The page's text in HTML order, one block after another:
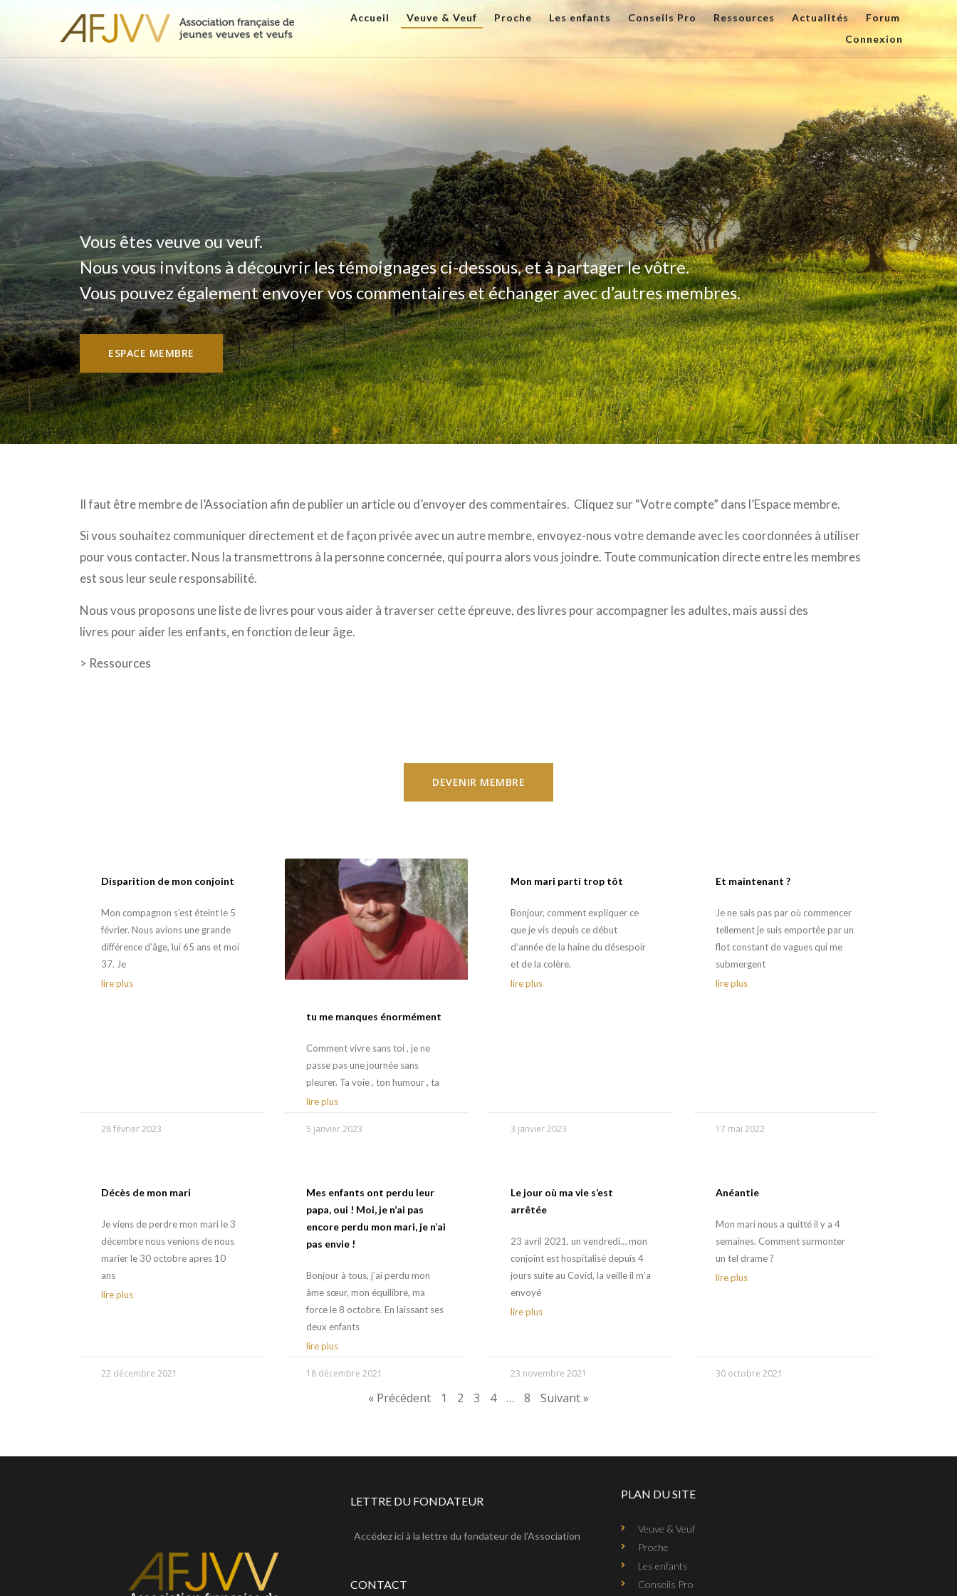
Accueil Veuve & Veuf Proche Les enfants Conseils Pro Ressources Actualités
Forum
Connexion
Vous êtes veuve ou veuf.
Nous vous invitons à découvrir les témoignages ci-dessous, et à partager le vôtre.
Vous pouvez également envoyer vos commentaires et échanger avec d’autres membres.
ESPACE MEMBRE
Il faut être membre de l’Association afin de publier un article ou d’envoyer des commentaires. Cliquez sur “Votre compte” dans l’Espace membre.
Si vous souhaitez communiquer directement et de façon privée avec un autre membre, envoyez-nous votre demande avec les coordonnées à utiliser
pour vous contacter. Nous la transmettrons à la personne concernée, qui pourra alors vous joindre. Toute communication directe entre les membres
est sous leur seule responsabilité.
Nous vous proposons une liste de livres pour vous aider à traverser cette épreuve, des livres pour accompagner les adultes, mais aussi des
livres pour aider les enfants, en fonction de leur âge.
> Ressources
DEVENIR MEMBRE
Disparition de mon conjoint
Mon compagnon s’est éteint le 5
février. Nous avions une grande
différence d’âge, lui 65 ans et moi
37. Je
lire plus
28 février 2023
tu me manques énormément
Comment vivre sans toi , je ne
passe pas une journée sans
pleurer. Ta voie , ton humour , ta
lire plus
5 janvier 2023
Mon mari parti trop tôt
Bonjour, comment expliquer ce
que je vis depuis ce début
d’année de la haine du désespoir
et de la colère.
lire plus
3 janvier 2023
Et maintenant ?
Je ne sais pas par où commencer
tellement je suis emportée par un
flot constant de vagues qui me
submergent
lire plus
17 mai 2022
Décès de mon mari
Je viens de perdre mon mari le 3
décembre nous venions de nous
marier le 30 octobre apres 10
ans
lire plus
22 décembre 2021
Mes enfants ont perdu leur
papa, oui ! Moi, je n’ai pas
encore perdu mon mari, je n’ai
pas envie !
Bonjour à tous, j’ai perdu mon
âme sœur, mon équilibre, ma
force le 8 octobre. En laissant ses
deux enfants
lire plus
18 décembre 2021
Le jour où ma vie s’est
arrêtée
23 avril 2021, un vendredi… mon
conjoint est hospitalisé depuis 4
jours suite au Covid, la veille il m’a
envoyé
lire plus
23 novembre 2021
Anéantie
Mon mari nous a quitté il y a 4
semaines. Comment surmonter
un tel drame ?
lire plus
30 octobre 2021
« Précédent 1 2 3 4 … 8 Suivant »
LETTRE DU FONDATEUR
Accédez ici à la lettre du fondateur de l’Association
CONTACT
PLAN DU SITE
Veuve & Veuf
Proche
Les enfants
Conseils Pro